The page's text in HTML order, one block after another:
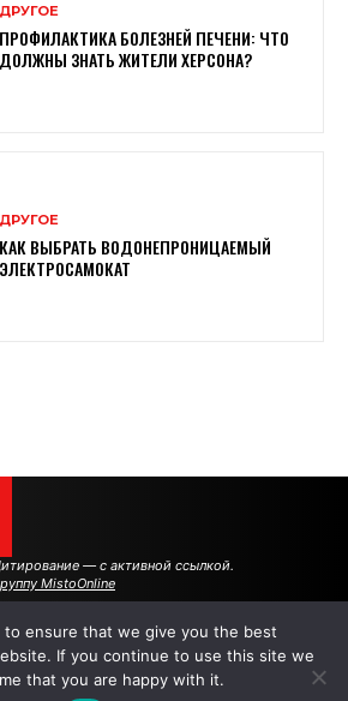
ДРУГОЕ
ПРОФИЛАКТИКА БОЛЕЗНЕЙ ПЕЧЕНИ: ЧТО
ДОЛЖНЫ ЗНАТЬ ЖИТЕЛИ ХЕРСОНА?
ДРУГОЕ
КАК ВЫБРАТЬ ВОДОНЕПРОНИЦАЕМЫЙ
ЭЛЕКТРОСАМОКАТ
— с активной ссылкой.
MistoOnline
АВТОРЫ РЕКЛАМА НА САЙТЕ
to ensure that we give you the best
If you continue to use this site we
that you are happy with it.